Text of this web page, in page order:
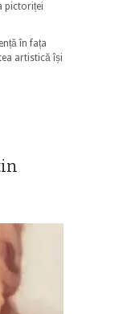
pictoriței
în fața
artistică își